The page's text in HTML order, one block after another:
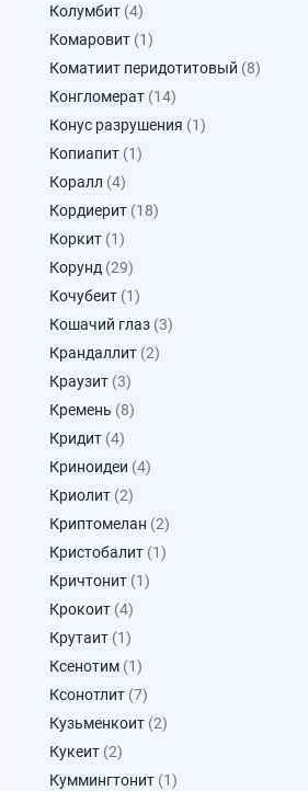
Колумбит (4)
Комаровит (1)
Коматиит перидотитовый (8)
Конгломерат (14)
Конус разрушения (1)
Копиапит (1)
Коралл (4)
Кордиерит (18)
Коркит (1)
Корунд (29)
Кочубеит (1)
Кошачий глаз (3)
Крандаллит (2)
Краузит (3)
Кремень (8)
Кридит (4)
Криноидеи (4)
Криолит (2)
Криптомелан (2)
Кристобалит (1)
Кричтонит (1)
Крокоит (4)
Крутаит (1)
Ксенотим (1)
Ксонотлит (7)
Кузьменкоит (2)
Кукеит (2)
Куммингтонит (1)